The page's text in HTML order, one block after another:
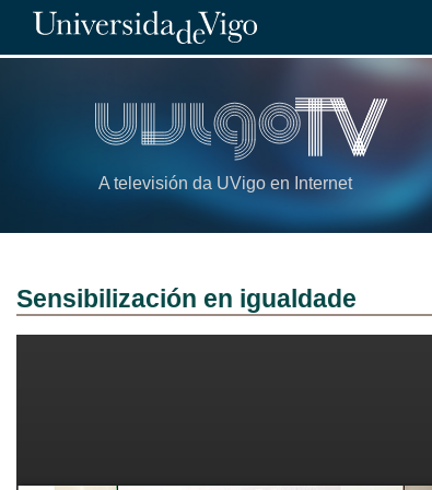
A televisión da UVigo en Internet
Sensibilización en igualdade